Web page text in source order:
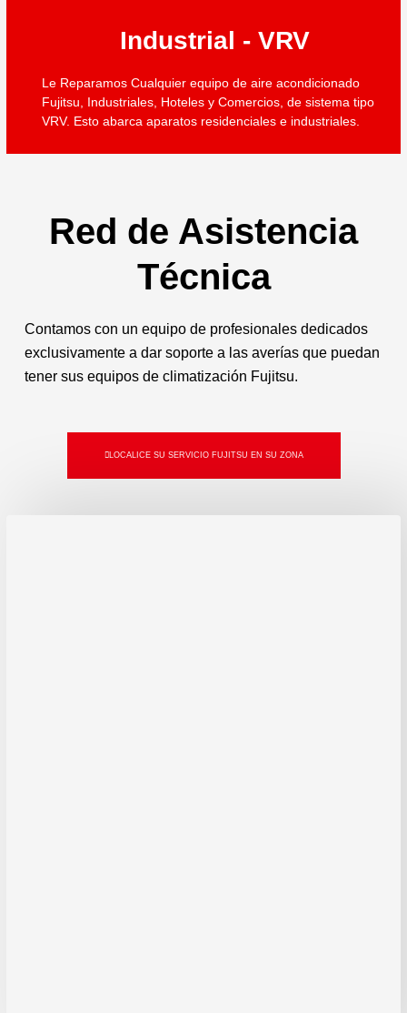
Industrial - VRV
Le Reparamos Cualquier equipo de aire acondicionado
Fujitsu, Industriales, Hoteles y Comercios, de sistema tipo
VRV. Esto abarca aparatos residenciales e industriales.
Red de Asistencia
Técnica
Contamos con un equipo de profesionales dedicados
exclusivamente a dar soporte a las averías que puedan
tener sus equipos de climatización Fujitsu.
LOCALICE SU SERVICIO FUJITSU EN SU ZONA